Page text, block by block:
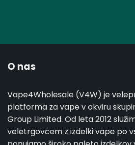
O nas
Vape4Wholesale (V4W) je
platforma za vape v okviru
Group Limited. Od leta 2012
veletrgovcem z izdelki vape po